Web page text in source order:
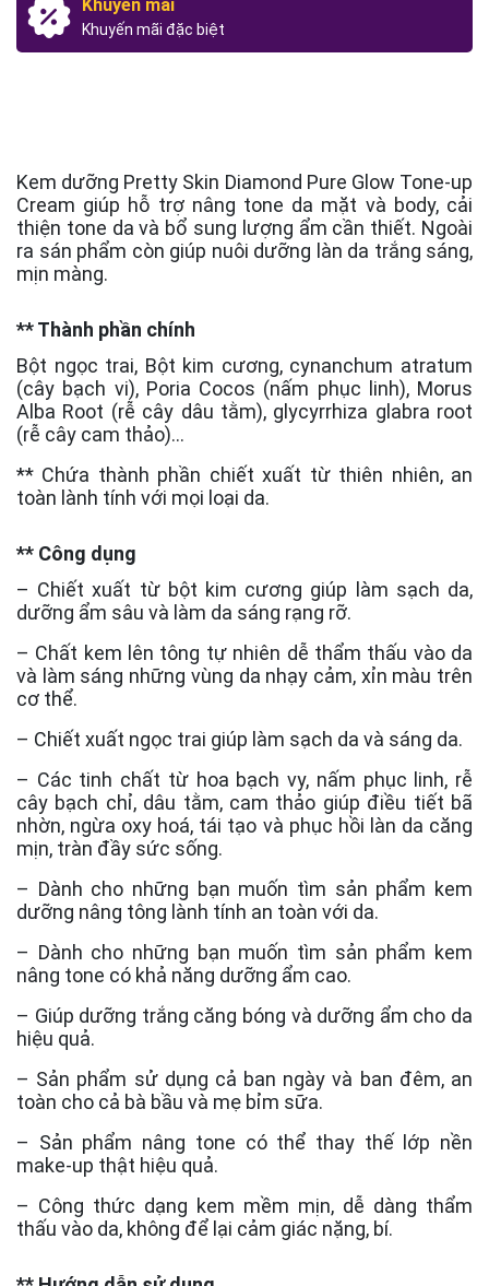
Khuyến mãi
Khuyến mãi đặc biệt
Kem dưỡng Pretty Skin Diamond Pure Glow Tone-up
Cream giúp hỗ trợ nâng tone da mặt và body, cải
thiện tone da và bổ sung lượng ẩm cần thiết. Ngoài
ra sán phẩm còn giúp nuôi dưỡng làn da trắng sáng,
mịn màng.
** Thành phần chính
Bột ngọc trai, Bột kim cương, cynanchum atratum
(cây bạch vi), Poria Cocos (nấm phục linh), Morus
Alba Root (rễ cây dâu tằm), glycyrrhiza glabra root
(rễ cây cam thảo)…
** Chứa thành phần chiết xuất từ thiên nhiên, an
toàn lành tính với mọi loại da.
** Công dụng
– Chiết xuất từ bột kim cương giúp làm sạch da,
dưỡng ẩm sâu và làm da sáng rạng rỡ.
– Chất kem lên tông tự nhiên dễ thẩm thấu vào da
và làm sáng những vùng da nhạy cảm, xỉn màu trên
cơ thể.
– Chiết xuất ngọc trai giúp làm sạch da và sáng da.
– Các tinh chất từ hoa bạch vy, nấm phục linh, rễ
cây bạch chỉ, dâu tằm, cam thảo giúp điều tiết bã
nhờn, ngừa oxy hoá, tái tạo và phục hồi làn da căng
mịn, tràn đầy sức sống.
– Dành cho những bạn muốn tìm sản phẩm kem
dưỡng nâng tông lành tính an toàn với da.
– Dành cho những bạn muốn tìm sản phẩm kem
nâng tone có khả năng dưỡng ẩm cao.
– Giúp dưỡng trắng căng bóng và dưỡng ẩm cho da
hiệu quả.
– Sản phẩm sử dụng cả ban ngày và ban đêm, an
toàn cho cả bà bầu và mẹ bỉm sữa.
– Sản phẩm nâng tone có thể thay thế lớp nền
make-up thật hiệu quả.
– Công thức dạng kem mềm mịn, dễ dàng thẩm
thấu vào da, không để lại cảm giác nặng, bí.